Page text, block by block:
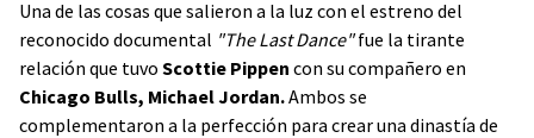
Una de las cosas que salieron a la luz con el estreno del
reconocido documental "The Last Dance"fue la tirante
relación que tuvo Scottie Pippen con su compañero en
Chicago Bulls, Michael Jordan.Ambos se
complementaron a la perfección para crear una dinastía de